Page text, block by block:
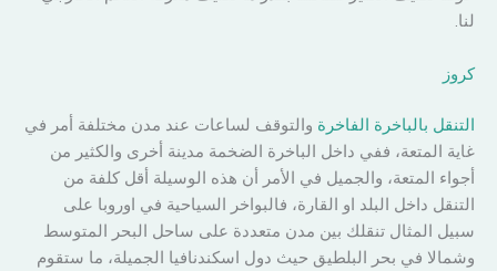
لنا.
كروز
التنقل بالباخرة الفاخرة والتوقف لساعات عند مدن مختلفة أمر في
غاية المتعة، ففي داخل الباخرة الضخمة مدينة أخرى والكثير من
أجواء المتعة، والجميل في الأمر أن هذه الوسيلة أقل كلفة من
التنقل داخل البلد او القارة، فالبواخر السياحية في اوروبا على
سبيل المثال تنقلك بين مدن متعددة على ساحل البحر المتوسط
وشمالا في بحر البلطيق حيث دول اسكندنافيا الجميلة، ما ستقوم